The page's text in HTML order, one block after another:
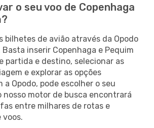
o seu voo de Copenhaga
bilhetes de avião através da Opodo
inserir Copenhaga e Pequim
partida e destino, selecionar as
e explorar as opções
a Opodo, pode escolher o seu
nosso motor de busca encontrará
entre milhares de rotas e
voos.